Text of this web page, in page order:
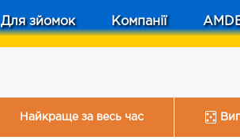
Для зйомок Компанії
Найкраще за весь час